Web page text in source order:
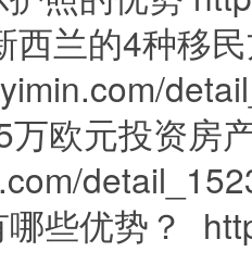
西兰的4种移
万欧元投资房
些优势？